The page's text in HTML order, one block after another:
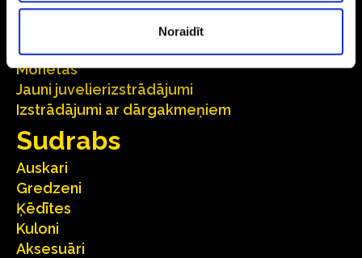
Noraidīt
Ķēdītes
Aksesuāri
Monētas
Jauni juvelierizstrādājumi
Izstrādājumi ar dārgakmeņiem
Sudrabs
Auskari
Gredzeni
Ķēdītes
Kuloni
Aksesuāri